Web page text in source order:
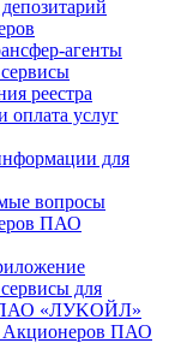
агенты
реестра
оплата услуг
для
вопросы
ПАО
для
«ЛУKOЙЛ»
Акционеров ПАО